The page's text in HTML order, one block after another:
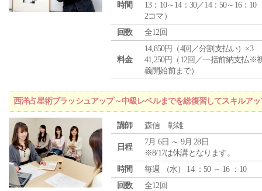
時間
13：10～14：30／14：50～16：10
2コマ）
回数
全12回
料金
14,850円（4回／分割支払い）×3
41,250円（12回／一括前納支払※
義開始前まで）
西洋占星術ブラッシュアップ～中級レベルまでを総復習してスキルア
講師 森信 彰雄
日程
7月 6日 ～ 9月 28日
※8/17は休講となります。
時間
毎週 （水） 14 ：50 ～ 16 ：10
回数
全12回